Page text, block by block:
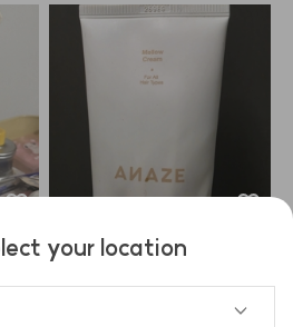
感
順、更滑，所以這次多買幾支
備用。我覺得它比其他產品更
容易幫我梳開濕髮。非常推薦
大家試試ANAZE這個產品！
很開心自己發現了它。我也會
和媽媽一起用，因為我們的頭
髮都比較乾。
頭
味
已經買了好幾次，持續在用 :)
your location